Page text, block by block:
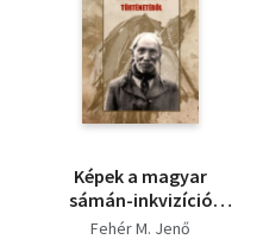
Képek a magyar
sámán-inkvizíció
történetéből
Fehér M. Jenő